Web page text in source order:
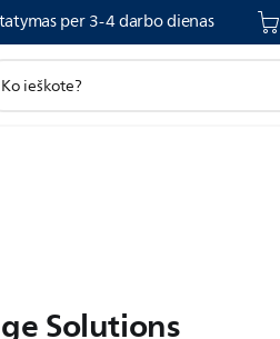
per 3-4 darbo dienas
Solutions